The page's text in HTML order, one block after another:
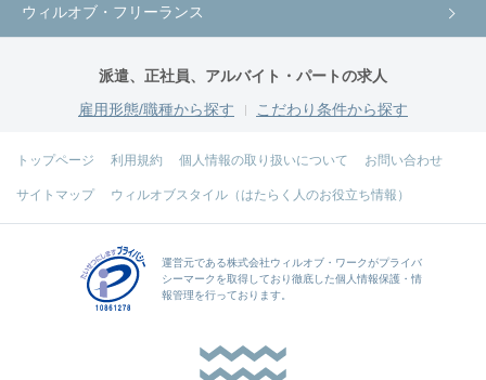
ウィルオブ・フリーランス
派遣、正社員、アルバイト・パートの求人
雇用形態/職種から探す
こだわり条件から探す
トップページ 利用規約 個人情報の取り扱いについて お問い合わせ
サイトマップ ウィルオブスタイル（はたらく人のお役立ち情報）
運営元である株式会社ウィルオブ・ワークがプライバ
シーマークを取得しており徹底した個人情報保護・情
報管理を行っております。